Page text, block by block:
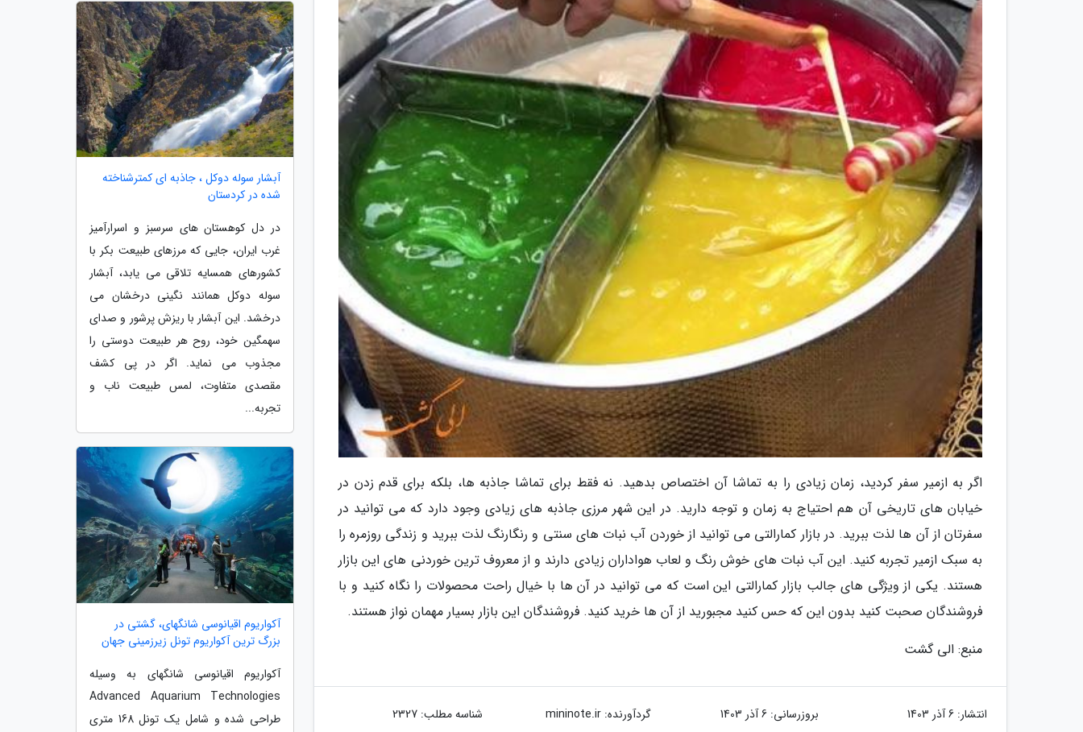
اگر به ازمیر سفر کردید، زمان زیادی را به تماشا آن اختصاص بدهید. نه فقط برای تماشا جاذبه ها، بلکه برای قدم زدن در
خیابان های تاریخی آن هم احتیاج به زمان و توجه دارید. در این شهر مرزی جاذبه های زیادی وجود دارد که می توانید در
سفرتان از آن ها لذت ببرید. در بازار کمارالتی می توانید از خوردن آب نبات های سنتی و رنگارنگ لذت ببرید و زندگی روزمره را
به سبک ازمیر تجربه کنید. این آب نبات های خوش رنگ و لعاب هواداران زیادی دارند و از معروف ترین خوردنی های این بازار
هستند. یکی از ویژگی های جالب بازار کمارالتی این است که می توانید در آن ها با خیال راحت محصولات را نگاه کنید و با
فروشندگان صحبت کنید بدون این که حس کنید مجبورید از آن ها خرید کنید. فروشندگان این بازار بسیار مهمان نواز هستند.
منبع: الی گشت
انتشار: 6 آذر 1403 بروزرسانی: 6 آذر 1403 گردآورنده:mininote.ir شناسه مطلب: 2327
آبشار سوله دوکل ، جاذبه ای کمترشناخته
شده در کردستان
در دل کوهستان های سرسبز و اسرارآمیز
غرب ایران، جایی که مرزهای طبیعت بکر با
کشورهای همسایه تلاقی می یابد، آبشار
سوله دوکل همانند نگینی درخشان می
درخشد. این آبشار با ریزش پرشور و صدای
سهمگین خود، روح هر طبیعت دوستی را
مجذوب می نماید. اگر در پی کشف
مقصدی متفاوت، لمس طبیعت ناب و
تجربه...
آکواریوم اقیانوسی شانگهای، گشتی در
بزرگ ترین آکواریوم تونل زیرزمینی جهان
آکواریوم اقیانوسی شانگهای به وسیله
Advanced Aquarium Technologies
طراحی شده و شامل یک تونل 168 متری